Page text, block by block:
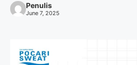
Penulis
June 7, 2025